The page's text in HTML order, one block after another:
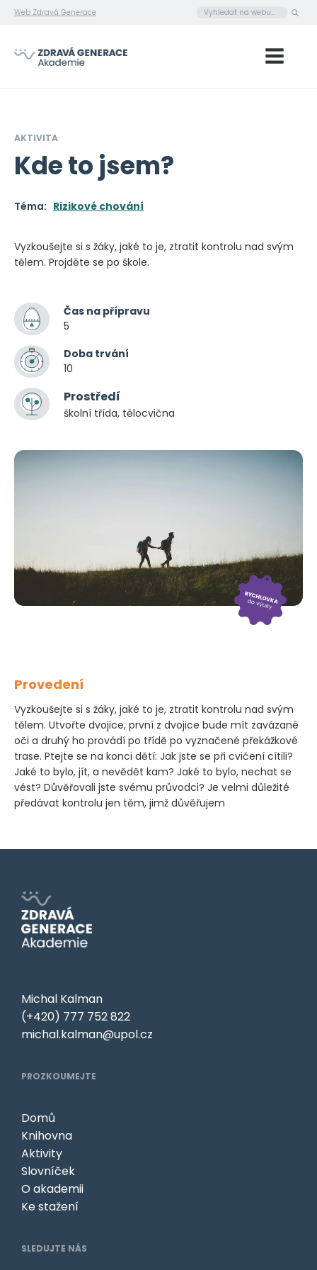
Web Zdravá Generace
AKTIVITA
Kde to jsem?
Téma: Rizikové chování
Vyzkoušejte si s žáky, jaké to je, ztratit kontrolu nad svým
tělem. Projděte se po škole.
Čas na přípravu
5
Doba trvání
10
Prostředí
školní třída, tělocvična
Provedení
Vyzkoušejte si s žáky, jaké to je, ztratit kontrolu nad svým
tělem. Utvořte dvojice, první z dvojice bude mít zavázané
oči a druhý ho provádí po třídě po vyznačené překážkové
trase. Ptejte se na konci dětí: Jak jste se při cvičení cítili?
Jaké to bylo, jít, a nevědět kam? Jaké to bylo, nechat se
vést? Důvěřovali jste svému průvodci? Je velmi důležité
předávat kontrolu jen těm, jimž důvěřujem
Michal Kalman
(+420) 777 752 822
michal.kalman@upol.cz
PROZKOUMEJTE
Domů
Knihovna
Aktivity
Slovníček
O akademii
Ke stažení
SLEDUJTE NÁS